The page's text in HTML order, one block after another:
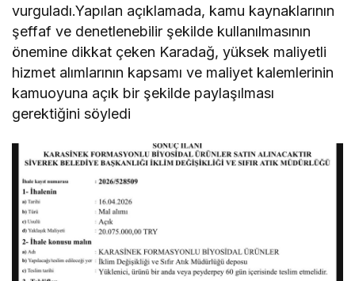
vurguladı.Yapılan açıklamada, kamu kaynaklarının
şeffaf ve denetlenebilir şekilde kullanılmasının
önemine dikkat çeken Karadağ, yüksek maliyetli
hizmet alımlarının kapsamı ve maliyet kalemlerinin
kamuoyuna açık bir şekilde paylaşılması
gerektiğini söyledi